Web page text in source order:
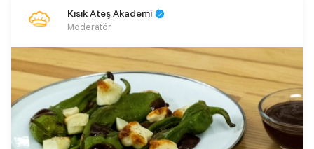
Kısık Ateş Akademi
Moderatör